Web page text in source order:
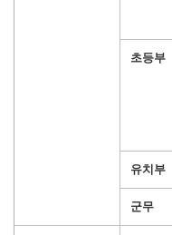
초등부
유치부
군무